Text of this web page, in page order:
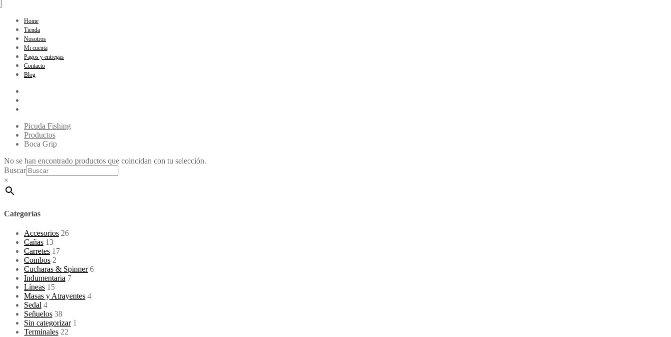
Home
Tienda
Nosotros
Mi cuenta
Pagos y entregas
Contacto
Blog
Picuda Fishing
Productos
Boca Grip
No se han encontrado productos que coincidan con tu selección.
Buscar
×
Categorías
Accesorios 26
Cañas 13
Carretes 17
Combos 2
Cucharas & Spinner 6
Indumentaria 7
Líneas 15
Masas y Atrayentes 4
Sedal 4
Señuelos 38
Sin categorizar 1
Terminales 22